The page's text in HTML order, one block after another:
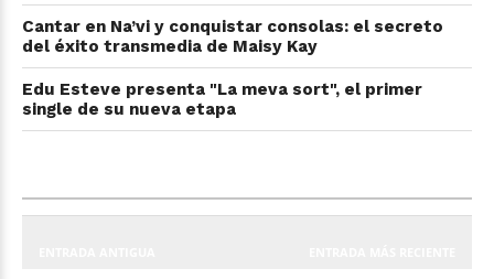
Cantar en Na’vi y conquistar consolas: el secreto
del éxito transmedia de Maisy Kay
Edu Esteve presenta "La meva sort", el primer
single de su nueva etapa